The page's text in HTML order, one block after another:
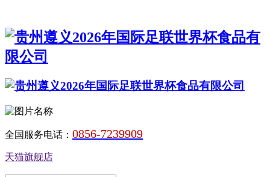
全国服务电话： 0856-7239909
天猫旗舰店